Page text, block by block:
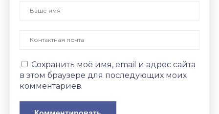
Сохранить моё имя, email и адрес сайта
в этом браузере для последующих моих
комментариев.